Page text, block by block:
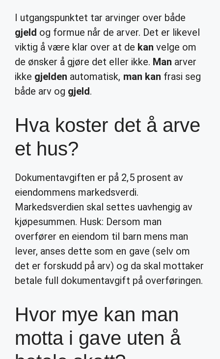
I utgangspunktet tar arvinger over både
gjeld og formue når de arver. Det er likevel
viktig å være klar over at de kan velge om
de ønsker å gjøre det eller ikke. Man arver
ikke gjelden automatisk, man kan frasi seg
både arv og gjeld.
Hva koster det å arve
et hus?
Dokumentavgiften er på 2,5 prosent av
eiendommens markedsverdi.
Markedsverdien skal settes uavhengig av
kjøpesummen. Husk: Dersom man
overfører en eiendom til barn mens man
lever, anses dette som en gave (selv om
det er forskudd på arv) og da skal mottaker
betale full dokumentavgift på overføringen.
Hvor mye kan man
motta i gave uten å